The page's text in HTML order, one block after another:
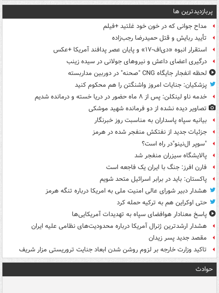
پربازدیدترین ها
مداح جوانی که در خون خود غلتید +فیلم
تأیید ربایش و قتل حمیدرضا رجب‌زاده
استقرار انبوه «دی‌اف‑۱۷» و پایان عصر پدافند آمریکا +عکس
درگیری اعضای داعش و نیروهای جولانی در سیده زینب
لحظه انفجار جایگاه CNG "صحنه" در دوربین مداربسته
پزشکیان: جنایات امروز واشنگتن را هم محکوم کنید
خدمه ناو لینکلن: پس از ۸ ماه حضور در دریا خسته و درمانده‌ شدیم
تصاویر دیده‌ نشده از دو فرمانده شهید موشکی
بیانیه سپاه پاسداران به مناسبت روز خبرنگار
جزئیات جدید از نفتکش منفجر شده در هرمز
"سوپر ال‌نینو"در راه است؟
پالایشگاه سیزران منفجر شد
فارن افرز: جنگ با ایران یک فاجعه است
پاکستان: باید در برابر اسرائیل متحد شویم
هشدار دبیر شورای عالی امنیت ملی به امریکا درباره تنگه هرمز
حتی اوکراین هم به ترکیه حمله کرد
پاسخ معنادار هوافضای سپاه به تهدیدات آمریکایی‌ها
هشدار ارشدترین ژنرال آمریکا درباره محدودیت‌های نظامی علیه ایران
مقصد جدید پسر زیدان
تاکید وزارت خارجه بر لزوم روشن شدن ابعاد جنایت تروریستی مزار شریف
حوادث